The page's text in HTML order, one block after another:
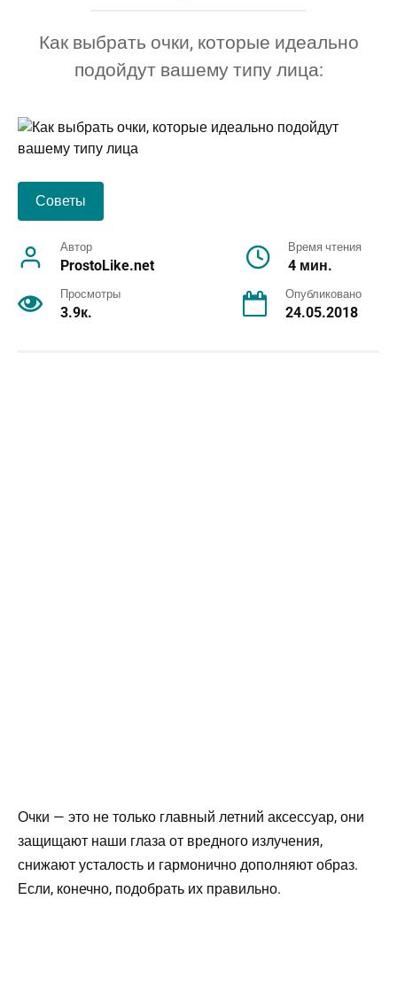
Как выбрать очки, которые идеально
подойдут вашему типу лица:
Советы
Автор
ProstoLike.net
Время чтения
4 мин.
Просмотры
3.9к.
Опубликовано
24.05.2018
Очки — это не только главный летний аксессуар, они
защищают наши глаза от вредного излучения,
снижают усталость и гармонично дополняют образ.
Если, конечно, подобрать их правильно.